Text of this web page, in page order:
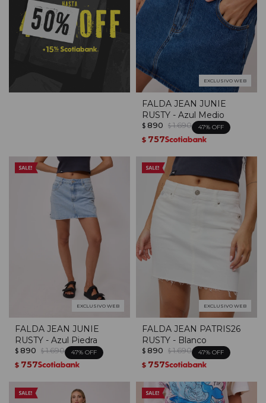
EXCLUSIVO WEB
FALDA JEAN JUNIE
RUSTY - Azul Medio
$ 890 $ 1.690 47
$ 757
EXCLUSIVO WEB
FALDA JEAN JUNIE
RUSTY - Azul Piedra
$ 890 $ 1.690 47
$ 757
EXCLUSIVO WEB
FALDA JEAN PATRIS26
RUSTY - Blanco
$ 890 $ 1.690 47
$ 757